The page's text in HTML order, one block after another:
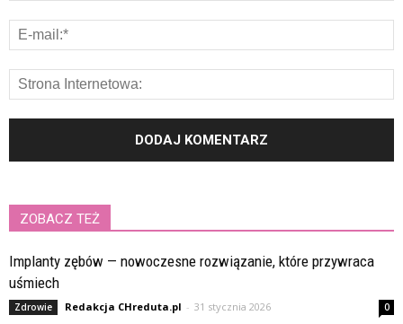
ZOBACZ TEŻ
Implanty zębów — nowoczesne rozwiązanie, które przywraca
uśmiech
Zdrowie Redakcja CHreduta.pl - 31 stycznia 2026 0